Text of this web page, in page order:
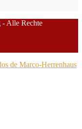
Alle Rechte